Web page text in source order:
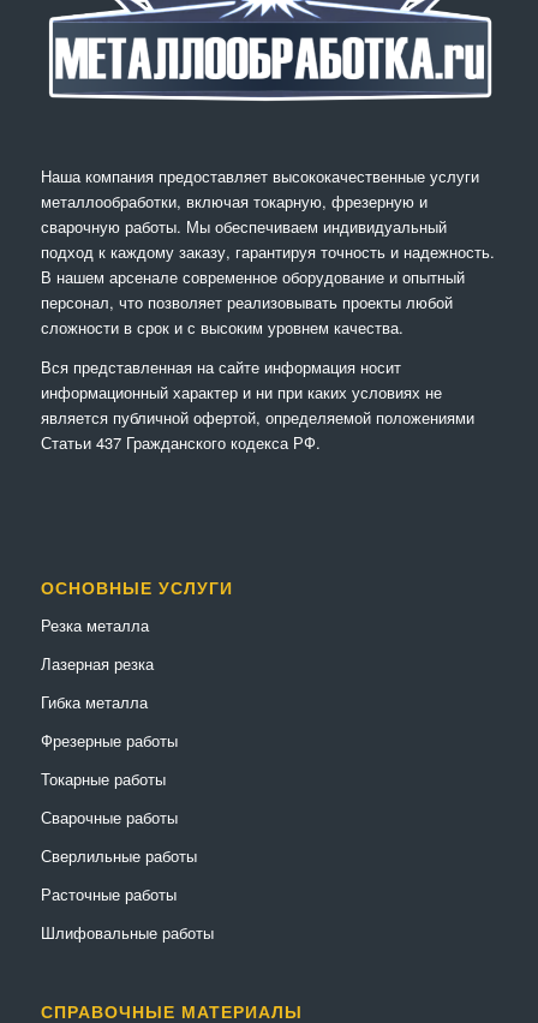
Наша компания предоставляет высококачественные услуги
металлообработки, включая токарную, фрезерную и
сварочную работы. Мы обеспечиваем индивидуальный
подход к каждому заказу, гарантируя точность и надежность.
В нашем арсенале современное оборудование и опытный
персонал, что позволяет реализовывать проекты любой
сложности в срок и с высоким уровнем качества.
Вся представленная на сайте информация носит
информационный характер и ни при каких условиях не
является публичной офертой, определяемой положениями
Статьи 437 Гражданского кодекса РФ.
ОСНОВНЫЕ УСЛУГИ
Резка металла
Лазерная резка
Гибка металла
Фрезерные работы
Токарные работы
Сварочные работы
Сверлильные работы
Расточные работы
Шлифовальные работы
СПРАВОЧНЫЕ МАТЕРИАЛЫ